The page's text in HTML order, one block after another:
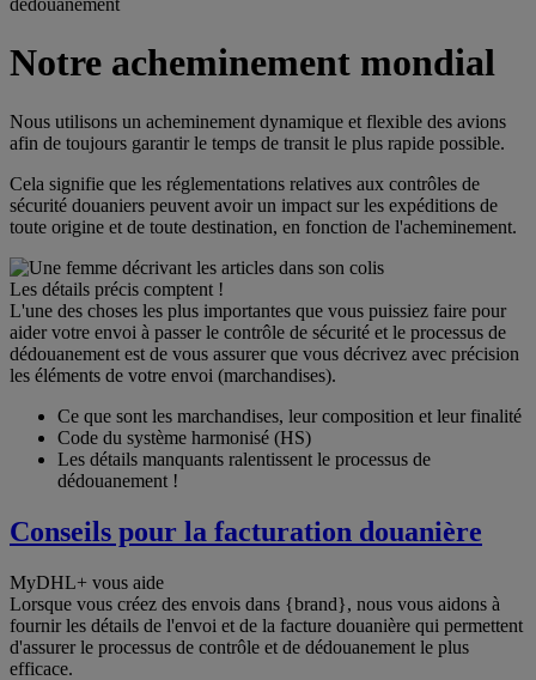
Notre acheminement mondial
Nous utilisons un acheminement dynamique et flexible des avions
afin de toujours garantir le temps de transit le plus rapide possible.
Cela signifie que les réglementations relatives aux contrôles de
sécurité douaniers peuvent avoir un impact sur les expéditions de
toute origine et de toute destination, en fonction de l'acheminement.
Les détails précis comptent !
L'une des choses les plus importantes que vous puissiez faire pour
aider votre envoi à passer le contrôle de sécurité et le processus de
dédouanement est de vous assurer que vous décrivez avec précision
les éléments de votre envoi (marchandises).
Ce que sont les marchandises, leur composition et leur finalité
Code du système harmonisé (HS)
Les détails manquants ralentissent le processus de
dédouanement !
Conseils pour la facturation douanière
MyDHL+ vous aide
Lorsque vous créez des envois dans {brand}, nous vous aidons à
fournir les détails de l'envoi et de la facture douanière qui permettent
d'assurer le processus de contrôle et de dédouanement le plus
efficace.